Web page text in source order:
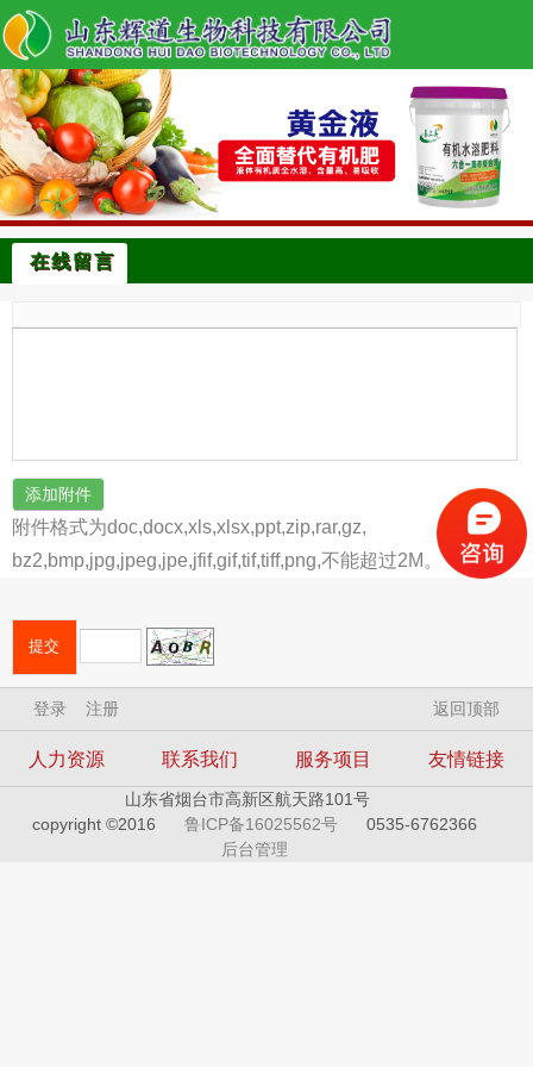
在线留言
添加附件
附件格式为doc,docx,xls,xlsx,ppt,zip,rar,gz,
bz2,bmp,jpg,jpeg,jpe,jfif,gif,tif,tiff,png,不能超过2M。
登录 注册 返回顶部
人力资源 联系我们 服务项目 友情链接
山东省烟台市高新区航天路101号
copyright ©2016
鲁ICP备16025562号
0535-6762366
后台管理